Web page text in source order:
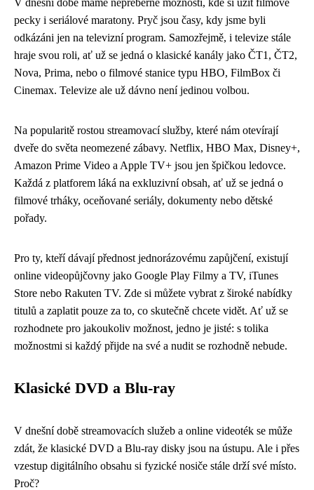
pecky i seriálové maratony. Pryč jsou časy, kdy jsme byli
odkázáni jen na televizní program. Samozřejmě, i televize stále
hraje svou roli, ať už se jedná o klasické kanály jako ČT1, ČT2,
Nova, Prima, nebo o filmové stanice typu HBO, FilmBox či
Cinemax. Televize ale už dávno není jedinou volbou.
Na popularitě rostou streamovací služby, které nám otevírají
dveře do světa neomezené zábavy. Netflix, HBO Max, Disney+,
Amazon Prime Video a Apple TV+ jsou jen špičkou ledovce.
Každá z platforem láká na exkluzivní obsah, ať už se jedná o
filmové trháky, oceňované seriály, dokumenty nebo dětské
pořady.
Pro ty, kteří dávají přednost jednorázovému zapůjčení, existují
online videopůjčovny jako Google Play Filmy a TV, iTunes
Store nebo Rakuten TV. Zde si můžete vybrat z široké nabídky
titulů a zaplatit pouze za to, co skutečně chcete vidět. Ať už se
rozhodnete pro jakoukoliv možnost, jedno je jisté: s tolika
možnostmi si každý přijde na své a nudit se rozhodně nebude.
Klasické DVD a Blu-ray
V dnešní době streamovacích služeb a online videoték se může
zdát, že klasické DVD a Blu-ray disky jsou na ústupu. Ale i přes
vzestup digitálního obsahu si fyzické nosiče stále drží své místo.
Proč?